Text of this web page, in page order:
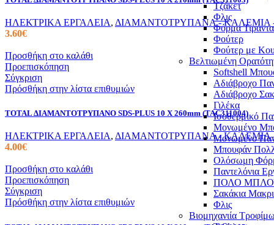
Τζάκετ
Φλις
Φόρμα Τιράντα
Φούτερ
Φούτερ με
Βελτιωμένη
Softshell
Αδιάβροχο
Αδιάβροχο
Γιλέκα
Ισοθερμικό
Μονωμένο
Μονωμένο
Μπουφάν
Ολόσωμη
Παντελόνια
ΠΟΛΟ
Σακάκια
Φλις
Βιομηχανιία
ΗΛΕΚΤΡΙΚΑ ΕΡΓΑΛΕΙΑ, ΔΙΑΜΑΝΤΟΤΡΥΠΑΝΑ - ΚΑΛΕΜΙΑ -
3.60€
Προσθήκη στο καλάθι
Προεπισκόπηση
Σύγκριση
Πρόσθήκη στην λίστα επιθυμιών
TOTAL ΔΙΑΜΑΝΤΟΤΡΥΠΑΝΟ SDS-PLUS 10 X 260mm (TAC311004)
ΗΛΕΚΤΡΙΚΑ ΕΡΓΑΛΕΙΑ, ΔΙΑΜΑΝΤΟΤΡΥΠΑΝΑ - ΚΑΛΕΜΙΑ -
4.00€
Προσθήκη στο καλάθι
Προεπισκόπηση
Σύγκριση
Πρόσθήκη στην λίστα επιθυμιών